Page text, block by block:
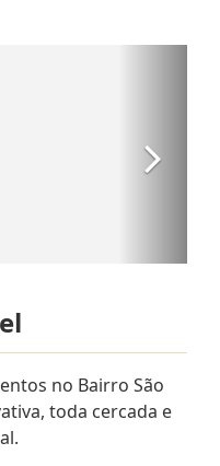
no Bairro São
toda cercada e